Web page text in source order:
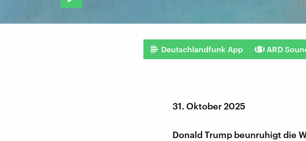
Deutschlandfunk App ARD
31. Oktober 2025
Donald Trump beunruhigt die